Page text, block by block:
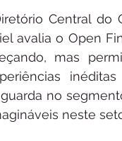
Central do
avalia o Open
mas
no
neste